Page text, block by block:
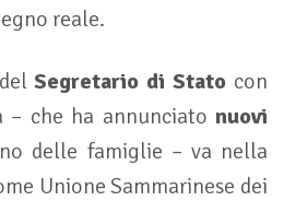
reale.
Segretario di Stato con
– che ha annunciato nuovi
delle famiglie – va nella
Unione Sammarinese dei